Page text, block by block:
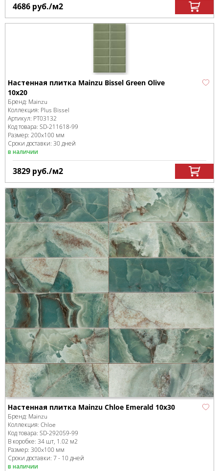
4686 руб./м2
Настенная плитка Mainzu Bissel Green Olive
10x20
Бренд: Mainzu
Коллекция: Plus Bissel
Артикул: PT03132
Код товара: SD-211618-99
Размер: 200x100 мм
Сроки доставки: 30 дней
в наличии
3829 руб./м2
Настенная плитка Mainzu Chloe Emerald 10x30
Бренд: Mainzu
Коллекция: Chloe
Код товара: SD-292059-99
В коробке: 34 шт, 1.02 м2
Размер: 300x100 мм
Сроки доставки: 7 - 10 дней
в наличии